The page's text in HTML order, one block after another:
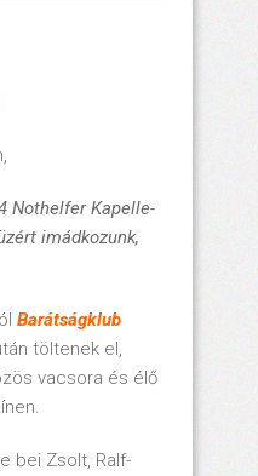
Nothelfer Kapelle-
imádkozunk,
Barátságklub
töltenek el,
vacsora és élő
bei Zsolt, Ralf-